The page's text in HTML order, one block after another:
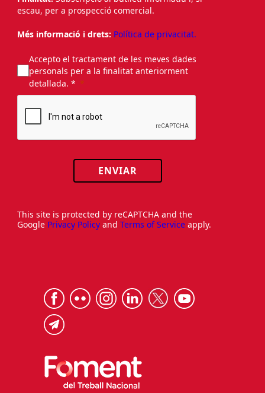
escau, per a prospecció comercial.
Més informació i drets: Política de privacitat.
Accepto el tractament de les meves dades
personals per a la finalitat anteriorment
detallada. *
ENVIAR
This site is protected by reCAPTCHA and the
Google Privacy Policy and Terms of Service apply.